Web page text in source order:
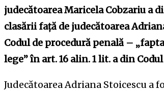
judecătoarea Maricela Cobzariu a
clasării față de judecătoarea
Codul de procedură penală –
lege” în art. 16 alin. 1 lit. a din
Judecătoarea Adriana Stoicescu a